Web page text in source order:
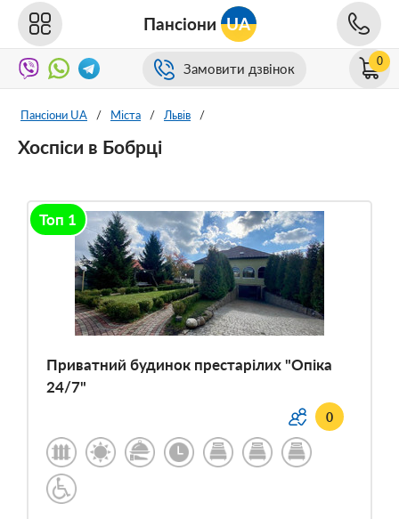
Пансіони UA
Замовити дзвінок 0
Пансіони UA / Міста / Львів /
Хоспіси в Бобрці
Топ 1
Приватний будинок престарілих "Опіка
24/7"
0